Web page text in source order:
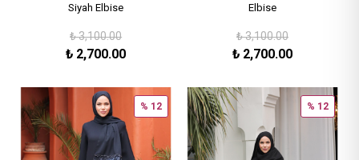
Siyah Elbise
₺3,100.00
₺ 2,700.00
Elbise
₺3,100.00
₺ 2,700.00
% 12 % 12